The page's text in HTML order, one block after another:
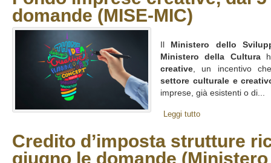
domande (MISE-MIC)
Ministero dello
Ministero della Cultura
creative, un incentivo
settore culturale e
imprese, già esistenti o di...
Leggi tutto
Credito d’imposta strutture
giugno le domande